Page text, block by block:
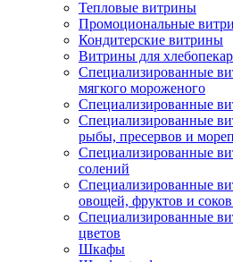
Тепловые витрины
Промоциональные
Кондитерские витрины
Витрины для
Специализированные
мягкого мороженого
Специализированные
Специализированные
рыбы, пресервов и
Специализированные
солений
Специализированные
овощей, фруктов и
Специализированные
цветов
Шкафы